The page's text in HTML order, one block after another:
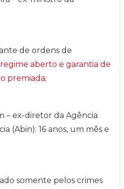
de ordens de
aberto e garantia de
premiada;
– ex-diretor da Agência
(Abin): 16 anos, um mês e
somente pelos crimes